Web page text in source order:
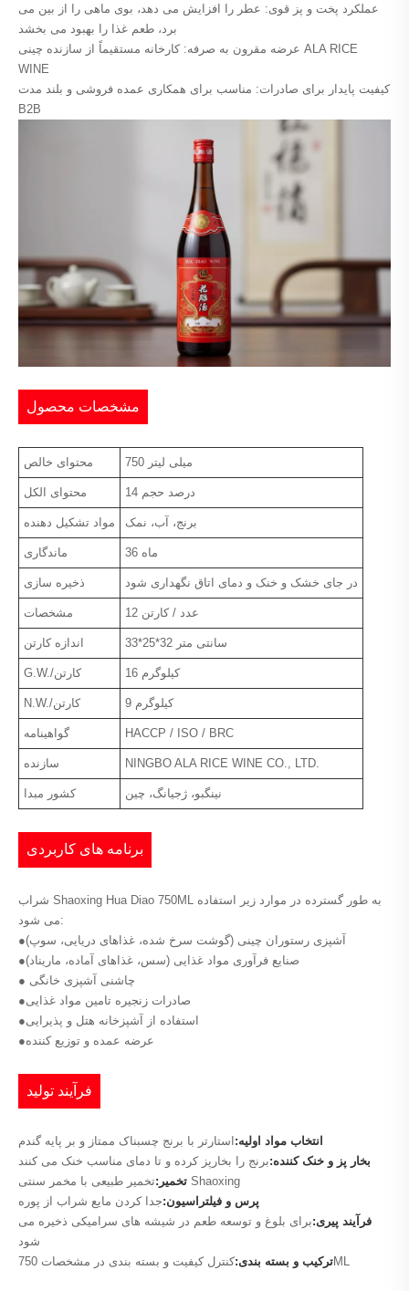
عملکرد پخت و پز قوی: عطر را افزایش می دهد، بوی ماهی را از بین می
برد، طعم غذا را بهبود می بخشد
عرضه مقرون به صرفه: کارخانه مستقیماً از سازنده چینی ALA RICE
WINE
کیفیت پایدار برای صادرات: مناسب برای همکاری عمده فروشی و بلند مدت
B2B
مشخصات محصول
محتوای خالص 750 میلی لیتر
محتوای الکل 14 درصد حجم
مواد تشکیل دهنده برنج، آب، نمک
ماندگاری 36 ماه
ذخیره سازی در جای خشک و خنک و دمای اتاق نگهداری شود
مشخصات 12 عدد / کارتن
اندازه کارتن 33*25*32 سانتی متر
G.W./کارتن 16 کیلوگرم
N.W./کارتن 9 کیلوگرم
گواهینامه HACCP / ISO / BRC
سازنده NINGBO ALA RICE WINE CO., LTD.
کشور مبدا نینگبو، ژجیانگ، چین
برنامه های کاربردی
شراب Shaoxing Hua Diao 750ML به طور گسترده در موارد زیر استفاده
می شود:
●آشپزی رستوران چینی (گوشت سرخ شده، غذاهای دریایی، سوپ)
●صنایع فرآوری مواد غذایی (سس، غذاهای آماده، ماریناد)
● چاشنی آشپزی خانگی
●صادرات زنجیره تامین مواد غذایی
●استفاده از آشپزخانه هتل و پذیرایی
●عرضه عمده و توزیع کننده
فرآیند تولید
انتخاب مواد اولیه:استارتر با برنج چسبناک ممتاز و بر پایه گندم
بخار پز و خنک کننده:برنج را بخارپز کرده و تا دمای مناسب خنک می کنند
تخمیر: تخمیر طبیعی با مخمر سنتی Shaoxing
پرس و فیلتراسیون:جدا کردن مایع شراب از پوره
فرآیند پیری:برای بلوغ و توسعه طعم در شیشه های سرامیکی ذخیره می
شود
ترکیب و بسته بندی:کنترل کیفیت و بسته بندی در مشخصات 750ML